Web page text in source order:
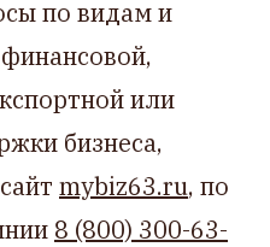
по видам и
или
бизнеса,
mybiz63.ru, по
8 (800) 300-63-